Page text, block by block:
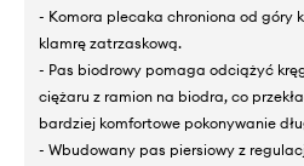
- Komora plecaka chroniona od góry
klamrę zatrzaskową.
- Pas biodrowy pomaga odciążyć
ciężaru z ramion na biodra, co
bardziej komfortowe pokonywanie
- Wbudowany pas piersiowy z